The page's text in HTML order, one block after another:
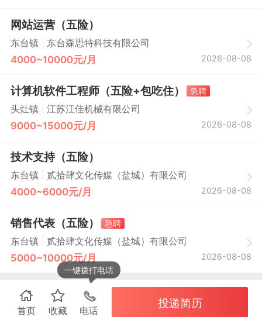
网站运营（五险）
东台镇 东台森思特科技有限公司
4000~10000元/月 2026-08-08
计算机软件工程师（五险+包吃住）
急聘
头灶镇
江苏江佳机械有限公司
9000~15000元/月 2026-08-08
技术支持（五险）
东台镇 贰拾肆文化传媒（盐城）有限公司
4000~6000元/月 2026-08-08
销售代表（五险）
急聘
东台镇
贰拾肆文化传媒（盐城）有限公司
5000~10000元/月 2026-08-08
首页 收藏 电话
一键拨打电话
投递简历